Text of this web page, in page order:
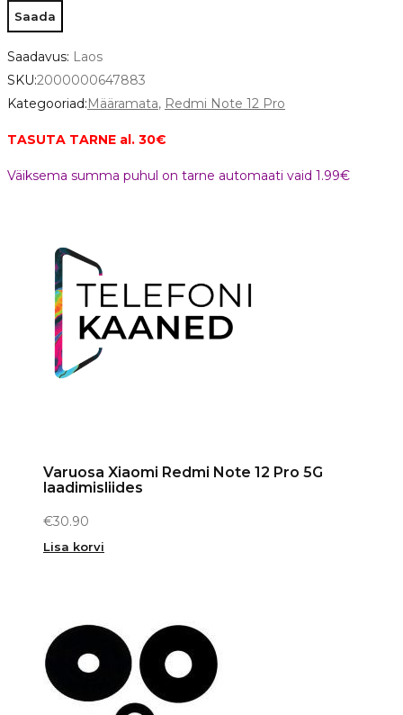
Saadavus: Laos
SKU:2000000647883
Kategooriad:Määramata, Redmi Note 12 Pro
TASUTA TARNE al. 30€
Väiksema summa puhul on tarne automaati vaid 1.99€
Varuosa Xiaomi Redmi Note 12 Pro 5G
laadimisliides
€30.90
Lisa korvi